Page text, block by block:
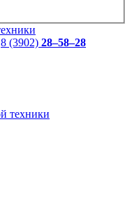
8 (3902) 28–58–28